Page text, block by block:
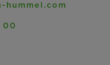
hummel.com
00